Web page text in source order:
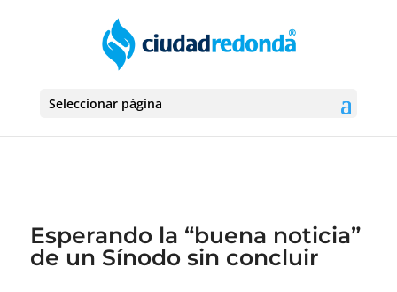
Seleccionar página
Esperando la “buena noticia”
de un Sínodo sin concluir